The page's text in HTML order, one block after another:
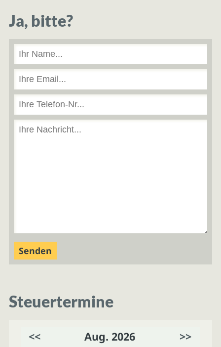
Ja, bitte?
Steuertermine
<< Aug. 2026 >>